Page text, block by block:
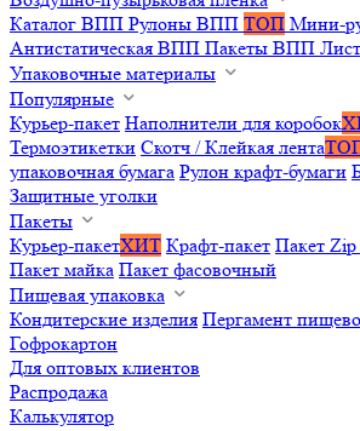
Каталог ВПП Рулоны ВПП ТОП Мини-
Антистатическая ВПП Пакеты ВПП
Упаковочные материалы
Популярные
Курьер-пакет Наполнители для коробок
Термоэтикетки Скотч / Клейкая лента
упаковочная бумага Рулон крафт-бумаги
Защитные уголки
Пакеты
Курьер-пакетХИТ Крафт-пакет Пакет
Пакет майка Пакет фасовочный
Пищевая упаковка
Кондитерские изделия Пергамент
Гофрокартон
Для оптовых клиентов
Распродажа
Калькулятор